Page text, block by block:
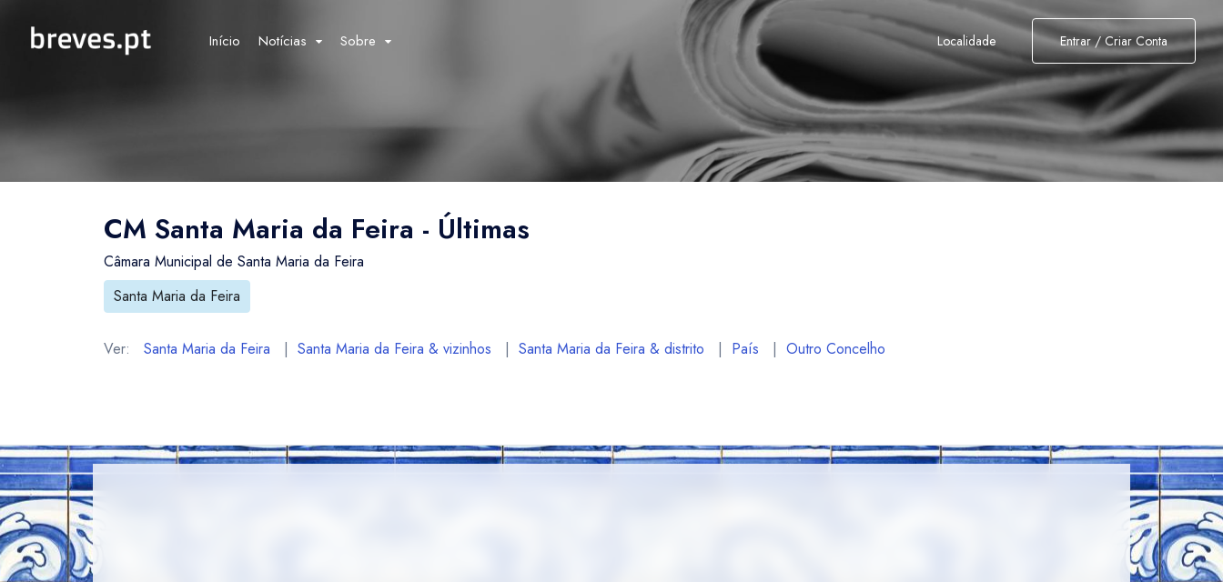
Início Notícias Sobre Localidade Entrar / Criar Conta
CM Santa Maria da Feira - Últimas
Câmara Municipal de Santa Maria da Feira
Santa Maria da Feira
Ver: Santa Maria da Feira | Santa Maria da Feira & vizinhos | Santa Maria da Feira & distrito | País | Outro Concelho